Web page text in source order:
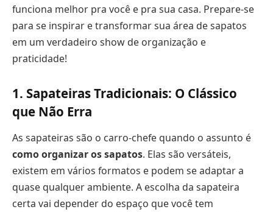
funciona melhor pra você e pra sua casa. Prepare-se
para se inspirar e transformar sua área de sapatos
em um verdadeiro show de organização e
praticidade!
1. Sapateiras Tradicionais: O Clássico
que Não Erra
As sapateiras são o carro-chefe quando o assunto é
como organizar os sapatos. Elas são versáteis,
existem em vários formatos e podem se adaptar a
quase qualquer ambiente. A escolha da sapateira
certa vai depender do espaço que você tem